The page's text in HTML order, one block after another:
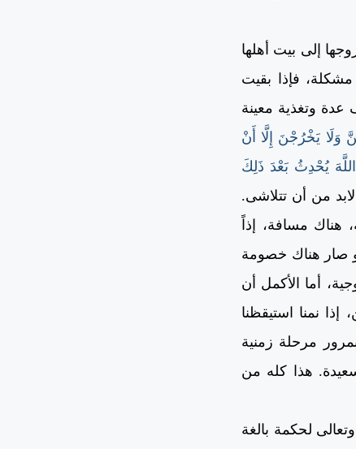
إلى بيت أهلها
فإذا بقيت
وتغذية معينة
وَلَا يَخْرُجْنَ إِلَّا أَنْ
يُحْدِثُ بَعْدَ ذَلِكَ
من أن تتلاشى.
مسافة، إذاً
صار هناك خصومة
أما الأكمل أن
نمنا استيقظنا
مرحلة زمنية
سعيدة. هذا كله من
لحكمة بالغة